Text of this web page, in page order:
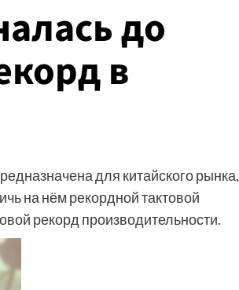
до
в
для китайского рынка,
на нём рекордной тактовой
рекорд производительности.